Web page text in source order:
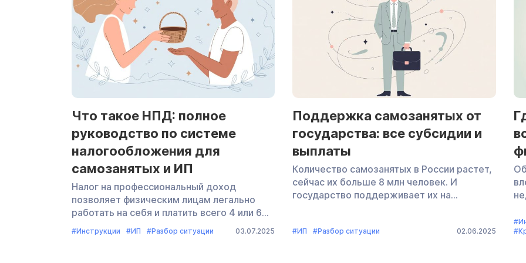
оплатой жилья. А тот […]
предприниматели не обязаны открывать
расчетный счет (РС). […]
Что такое НПД: полное
руководство по системе
налогообложения для
самозанятых и ИП
Налог на профессиональный доход
позволяет физическим лицам легально
работать на себя и платить всего 4 или 6%
подоходного налога. Изучаем НПД: что
#Инструкции #ИП #Разбор ситуации 03.07.2025
Поддержка самозанятых от
государства: все субсидии и
выплаты
Количество самозанятых в России растет,
сейчас их больше 8 млн человек. И
государство поддерживает их на
помощь, предоставляют имущественные
#ИП #Разбор ситуации 02.06.2025